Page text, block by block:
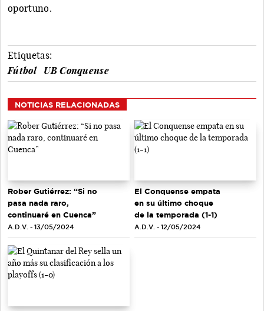
oportuno.
Etiquetas:
Fútbol
UB Conquense
NOTICIAS RELACIONADAS
Rober Gutiérrez: “Si no
pasa nada raro,
continuaré en Cuenca”
A.D.V. - 13/05/2024
El Conquense empata
en su último choque
de la temporada (1-1)
A.D.V. - 12/05/2024